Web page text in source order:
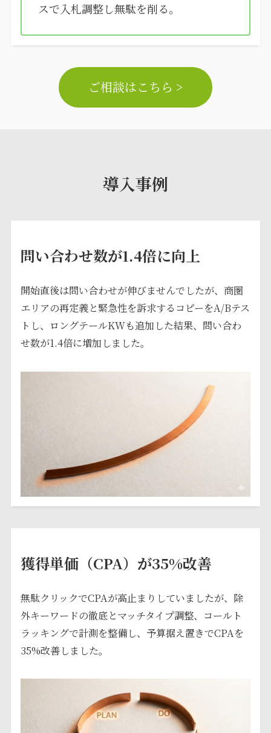
スで入札調整し無駄を削る。
ご相談はこちら >
導入事例
問い合わせ数が1.4倍に向上
開始直後は問い合わせが伸びませんでしたが、商圏
エリアの再定義と緊急性を訴求するコピーをA/Bテス
トし、ロングテールKWも追加した結果、問い合わ
せ数が1.4倍に増加しました。
獲得単価（CPA）が35%改善
無駄クリックでCPAが高止まりしていましたが、除
外キーワードの徹底とマッチタイプ調整、コールト
ラッキングで計測を整備し、予算据え置きでCPAを
35%改善しました。